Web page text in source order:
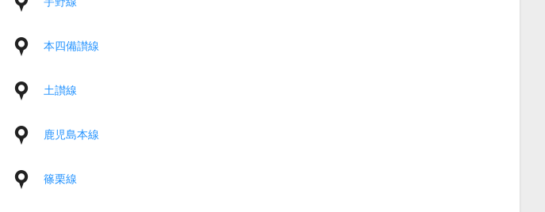
本四備讃線
土讃線
鹿児島本線
篠栗線